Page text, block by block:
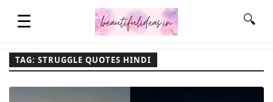
☰ 🔍
TAG: STRUGGLE QUOTES HINDI